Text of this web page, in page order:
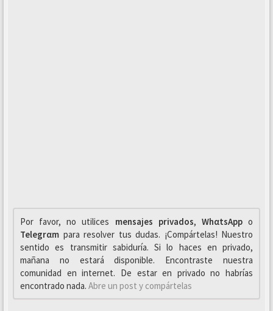
Por favor, no utilices mensajes privados, WhαtsAppo
Telegrαm para resolver tus dudas. ¡Compártelas! Nuestro
sentido es transmitir sabiduría. Si lo haces en privado,
mañana no estará disponible. Encontraste nuestra
comunidad en internet. De estar en privado no habrías
encontrado nada. Abre un post y compártelas